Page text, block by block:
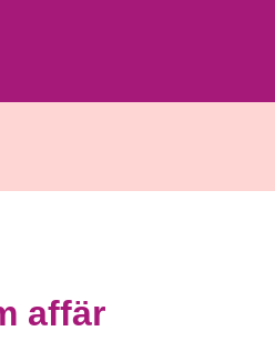
affär